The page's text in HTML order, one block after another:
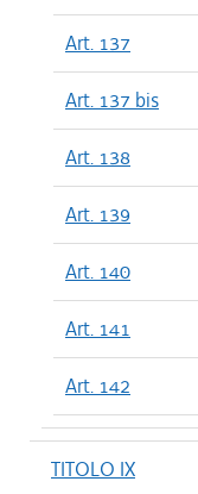
Art. 137
Art. 137 bis
Art. 138
Art. 139
Art. 140
Art. 141
Art. 142
TITOLO IX